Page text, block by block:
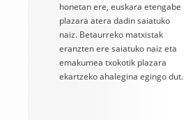
honetan ere, euskara etengabe
plazara atera dadin saiatuko
naiz. Betaurreko matxistak
eranzten ere saiatuko naiz eta
emakumea txokotik plazara
ekartzeko ahalegina egingo dut.